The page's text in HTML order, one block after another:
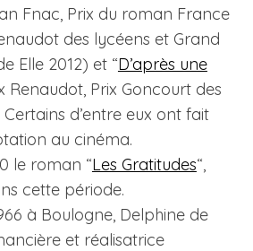
Fnac, Prix du roman France
des lycéens et Grand
Elle 2012) et “D’après une
Renaudot, Prix Goncourt des
d’entre eux ont fait
au cinéma.
le roman “Les Gratitudes“,
cette période.
à Boulogne, Delphine de
et réalisatrice